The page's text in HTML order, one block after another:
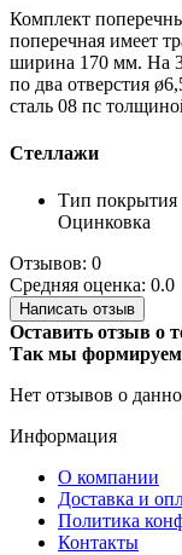
Комплект
поперечная имеет
ширина 170 мм. На
по два отверстия
сталь 08 пс
Стеллажи
Тип покрытия
Оцинковка
Отзывов: 0
Средняя оценка: 0.0
Написать отзыв
Оставить отзыв о
Так мы формируем
Нет отзывов о
Информация
О компании
Доставка и
Политика
Контакты